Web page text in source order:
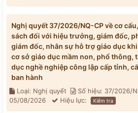
Nghị quyết 37/2026/NQ-CP về cơ
sách đối với hiệu trưởng, giám đốc,
giám đốc, nhân sự hỗ trợ giáo dục
cơ sở giáo dục mầm non, phổ thông,
dục nghề nghiệp công lập cấp tỉnh,
ban hành
Loại: Nghị quyết Số hiệu: 37/2026/
05/08/2026
Hiệu lực: Kiểm tra